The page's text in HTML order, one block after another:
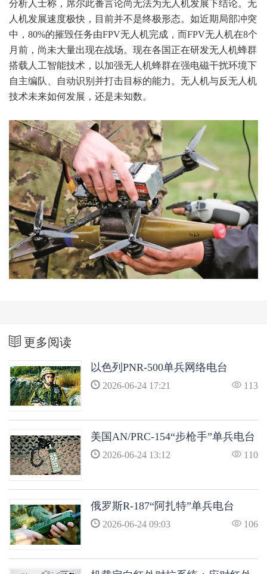
分析人士称，席尔此番言论尚无法为无人机发展下结论。无
人机发展速度极快，目前并不是终极形态。如近期局部冲突
中，80%的摧毁任务由FPV无人机完成，而FPV无人机在8个
月前，尚未大量出现在战场。现在各国正在研发无人机蜂群
搭载人工智能技术，以加强无人机蜂群在强电磁干扰环境下
自主编队、自动识别并打击目标的能力。无人机与反无人机
技术未来如何发展，还是未知数。
更多阅读
以色列PNR-500单兵网络电台
2026-06-24 17:21 113
美国AN/PRC-154“步枪手”单兵电台
2026-06-24 13:12 110
俄罗斯R-187“阿扎特”单兵电台
2026-06-24 09:03 106